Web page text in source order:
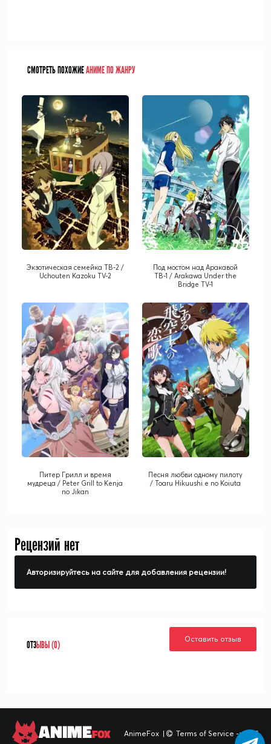
СМОТРЕТЬ ПОХОЖИЕАНИМЕ ПО ЖАНРУ
Экзотическая семейка TB-2 /
Uchouten Kazoku TV-2
Под мостом над Аракавой
ТВ-1 / Arakawa Under the
Bridge TV-1
Питер Грилл и время
мудреца / Peter Grill to Kenja
no Jikan
Песня любви одному пилоту
/ Toaru Hikuushi e no Koiuta
Рецензий нет
Авторизируйтесь на сайте для добавления рецензии!
ОТЗЫВЫ (0)
Оставить отзыв
ANIMEFOX AnimeFox | Terms of Service -> TOS